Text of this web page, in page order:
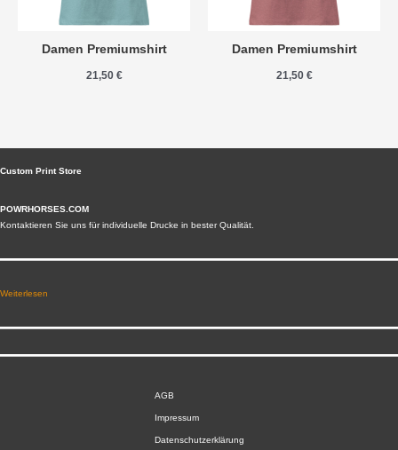
Damen Premiumshirt
21,50 €
Damen Premiumshirt
21,50 €
Custom Print Store
POWRHORSES.COM
Kontaktieren Sie uns für individuelle Drucke in bester Qualität.
Weiterlesen
AGB
Impressum
Datenschutzerklärung